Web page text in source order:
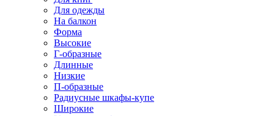
Для одежды
На балкон
Форма
Высокие
Г-образные
Длинные
Низкие
П-образные
Радиусные шкафы-купе
Широкие